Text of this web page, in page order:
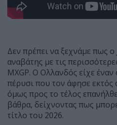
Δεν πρέπει να ξεχνάμε πως
αναβάτης με τις
MXGP. Ο Ολλανδός είχε
πέρυσι που τον άφησε εκτός
όμως προς το τέλος
βάθρα, δείχνοντας πως
τίτλο του 2026.